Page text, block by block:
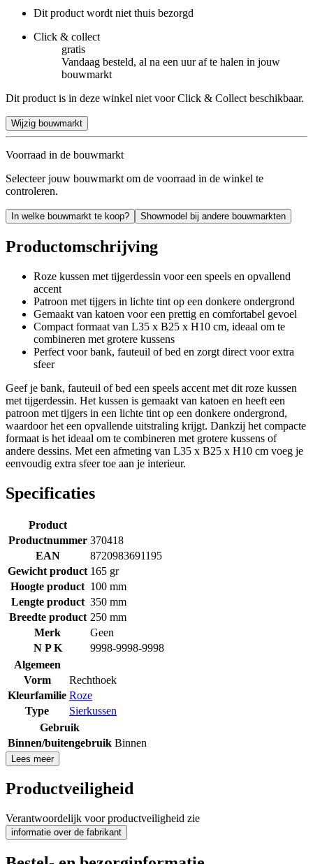
Dit product wordt niet thuis bezorgd
Click & collect
gratis
Vandaag besteld, al na een uur af te halen in jouw
bouwmarkt
Dit product is in deze winkel niet voor Click & Collect beschikbaar.
Wijzig bouwmarkt
Voorraad in de bouwmarkt
Selecteer jouw bouwmarkt om de voorraad in de winkel te
controleren.
In welke bouwmarkt te koop? Showmodel bij andere bouwmarkten
Productomschrijving
Roze kussen met tijgerdessin voor een speels en opvallend
accent
Patroon met tijgers in lichte tint op een donkere ondergrond
Gemaakt van katoen voor een prettig en comfortabel gevoel
Compact formaat van L35 x B25 x H10 cm, ideaal om te
combineren met grotere kussens
Perfect voor bank, fauteuil of bed en zorgt direct voor extra
sfeer
Geef je bank, fauteuil of bed een speels accent met dit roze kussen
met tijgerdessin. Het kussen is gemaakt van katoen en heeft een
patroon met tijgers in een lichte tint op een donkere ondergrond,
waardoor het een opvallende uitstraling krijgt. Dankzij het compacte
formaat is het ideaal om te combineren met grotere kussens of
andere dessins. Met een afmeting van L35 x B25 x H10 cm voeg je
eenvoudig extra sfeer toe aan je interieur.
Specificaties
Product
Productnummer 370418
EAN
8720983691195
Gewicht product 165 gr
Hoogte product 100 mm
Lengte product 350 mm
Breedte product 250 mm
Merk
Geen
N P K
9998-9998-9998
Algemeen
Vorm
Rechthoek
Kleurfamilie Roze
Type
Sierkussen
Gebruik
Binnen/buitengebruik Binnen
Lees meer
Productveiligheid
Verantwoordelijk voor productveiligheid zie
informatie over de fabrikant